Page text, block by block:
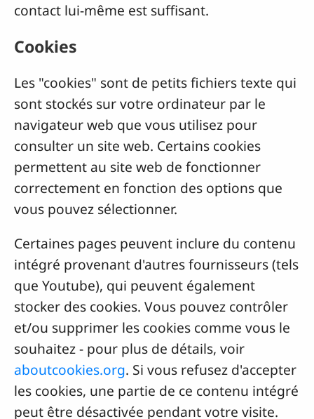
contact lui-même est suffisant.
Cookies
Les "cookies" sont de petits fichiers texte qui
sont stockés sur votre ordinateur par le
navigateur web que vous utilisez pour
consulter un site web. Certains cookies
permettent au site web de fonctionner
correctement en fonction des options que
vous pouvez sélectionner.
Certaines pages peuvent inclure du contenu
intégré provenant d'autres fournisseurs (tels
que Youtube), qui peuvent également
stocker des cookies. Vous pouvez contrôler
et/ou supprimer les cookies comme vous le
souhaitez - pour plus de détails, voir
aboutcookies.org. Si vous refusez d'accepter
les cookies, une partie de ce contenu intégré
peut être désactivée pendant votre visite.